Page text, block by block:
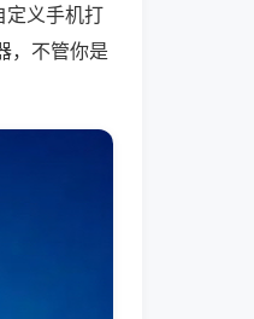
定义手机打
，不管你是